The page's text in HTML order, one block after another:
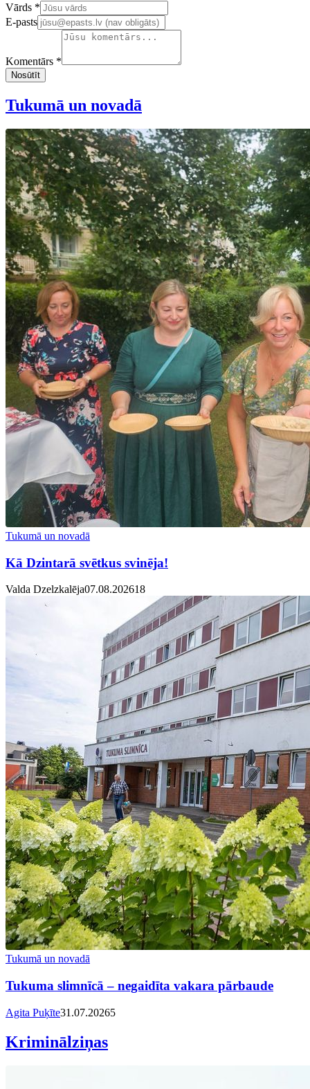
Confirm your email address
Vārds *
E-pasts
Komentārs *
Nosūtīt
Tukumā un novadā
Tukumā un novadā
Kā Dzintarā svētkus svinēja!
Valda Dzelzkalēja07.08.202618
Tukumā un novadā
Tukuma slimnīcā – negaidīta vakara pārbaude
Agita Puķīte31.07.20265
Kriminālziņas